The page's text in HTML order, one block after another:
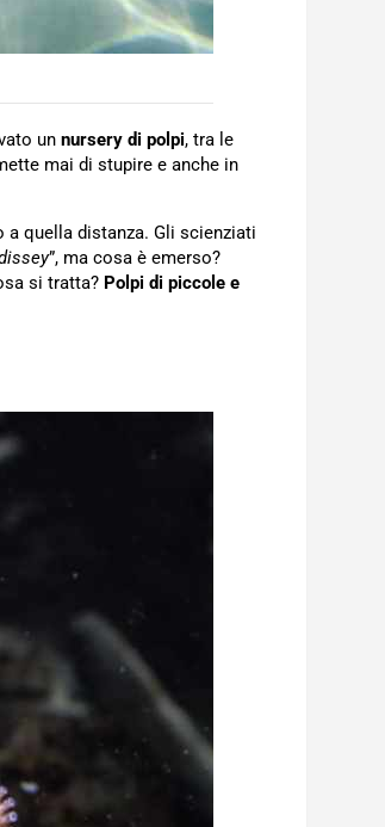
un nursery di polpi, tra le
mai di stupire e anche in
quella distanza. Gli scienziati
”, ma cosa è emerso?
si tratta? Polpi di piccole e